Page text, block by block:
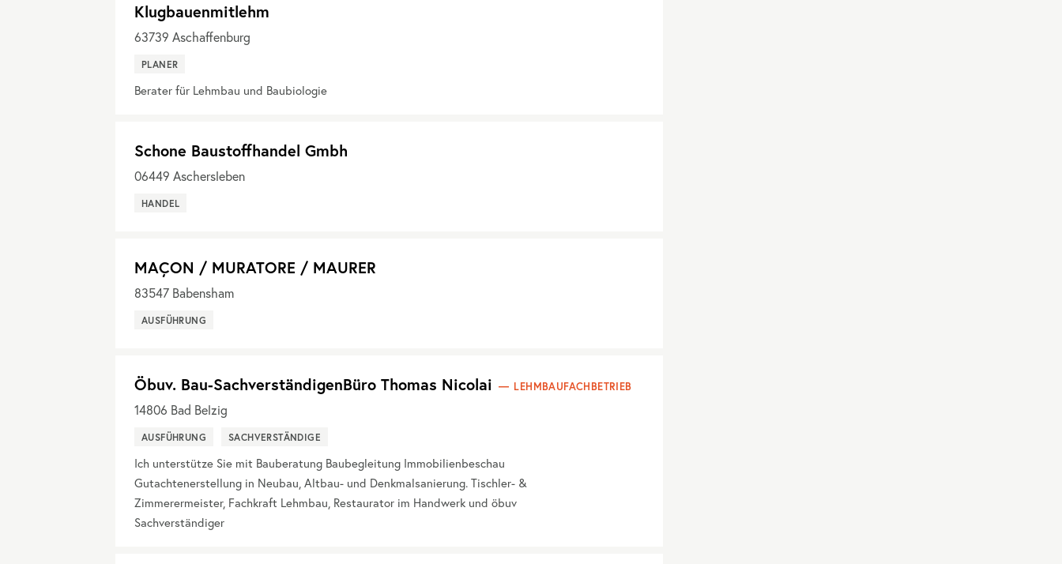
Klugbauenmitlehm
63739 Aschaffenburg
PLANER
Berater für Lehmbau und Baubiologie
Schone Baustoffhandel Gmbh
06449 Aschersleben
HANDEL
MAÇON / MURATORE / MAURER
83547 Babensham
AUSFÜHRUNG
Öbuv. Bau-SachverständigenBüro Thomas Nicolai LEHMBAUFACHBETRIEB
14806 Bad Belzig
AUSFÜHRUNG SACHVERSTÄNDIGE
Ich unterstütze Sie mit Bauberatung Baubegleitung Immobilienbeschau
Gutachtenerstellung in Neubau, Altbau- und Denkmalsanierung. Tischler- &
Zimmerermeister, Fachkraft Lehmbau, Restaurator im Handwerk und öbuv
Sachverständiger